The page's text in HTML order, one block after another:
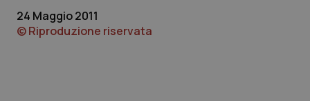
Oncologia & Nutrizione
24 Maggio 2011
© Riproduzione riservata